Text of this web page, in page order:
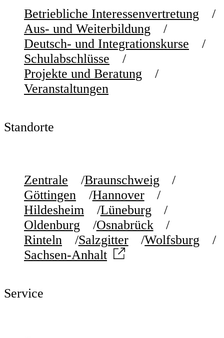
Betriebliche Interessenvertretung
Aus- und Weiterbildung
Deutsch- und Integrationskurse
Schulabschlüsse
Projekte und Beratung
Veranstaltungen
Standorte
Zentrale
Braunschweig
Göttingen
Hannover
Hildesheim
Lüneburg
Oldenburg
Osnabrück
Rinteln
Salzgitter
Wolfsburg
Sachsen-Anhalt
Service